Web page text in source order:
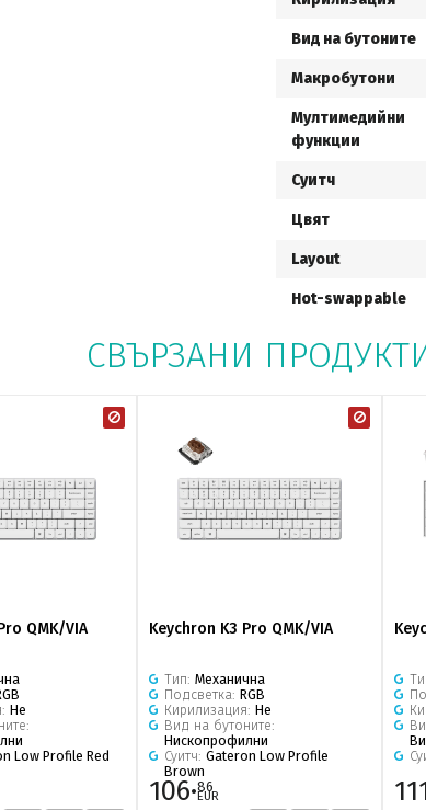
Вид на бутоните
Макробутони
Мултимедийни
функции
Суитч
Цвят
Layout
Hot-swappable
СВЪРЗАНИ
QMK/VIA
Не
Low Profile Red
Keychron K3 Pro QMK/VIA
Тип: Механична
Подсветка: RGB
Кирилизация: Не
Вид на бутоните:
Нископрофилни
Суитч: Gateron Low Profile
Brown
106·86
EUR